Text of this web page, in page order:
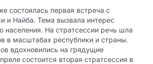
состоялась первая встреча с
и Найба. Тема вызвала интерес
населения. На стратсессии речь шла
в масштабах республики и страны.
вдохновились на грядущие
состоится вторая стратсессия в